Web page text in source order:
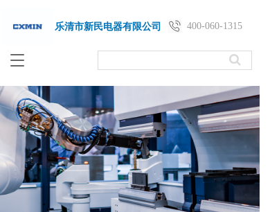
乐清市新民电器有限公司 400-060-1315
T
g
g
l
e
a
v
i